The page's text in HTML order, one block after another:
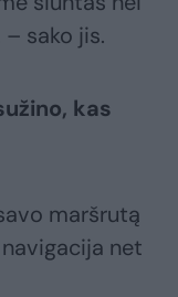
sako jis.
kas
maršrutą
net